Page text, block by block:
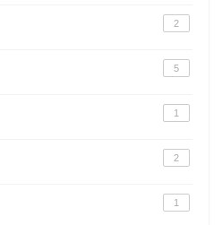
2
5
1
2
1